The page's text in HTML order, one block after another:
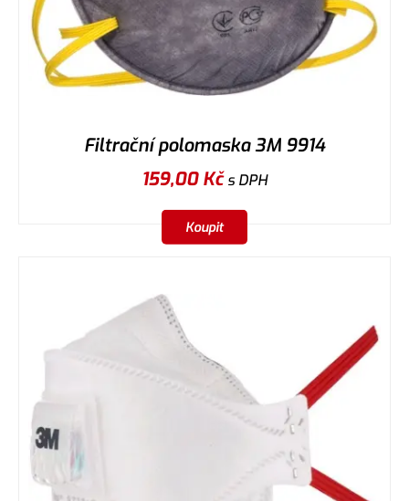
Filtrační polomaska 3M 9914
159,00Kčs DPH
Koupit